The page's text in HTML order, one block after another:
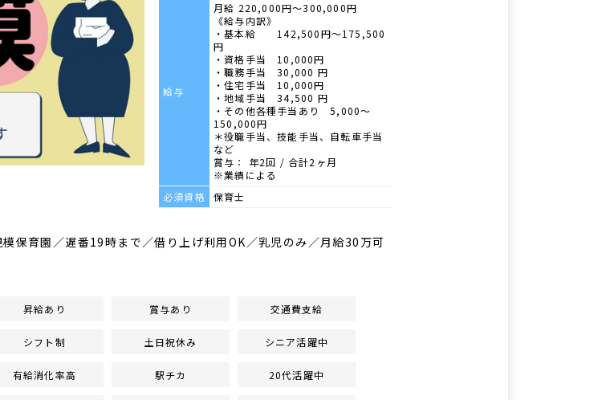
給与
月給 220,000円～300,000円
《給与内訳》
・基本給 142,500円～175,500
円
・資格手当 10,000円
・職務手当 30,000 円
・住宅手当 10,000円
・地域手当 34,500 円
・その他各種手当あり 5,000～
150,000円
＊役職手当、技能手当、自転車手当
など
賞与： 年2回 / 合計2ヶ月
※業績による
必須資格
保育士
保育園／遅番19時まで／借り上げ利用OK／乳児のみ／月給30万可
昇給あり 賞与あり 交通費支給
シフト制 土日祝休み シニア活躍中
有給消化率高 駅チカ 20代活躍中